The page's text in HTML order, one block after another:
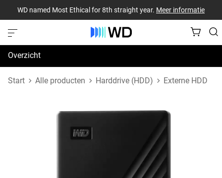
WD named Most Ethical for 8th straight year. Meer informatie
Overzicht
Specificaties
Start Alle producten Harddrive (HDD) Externe HDD